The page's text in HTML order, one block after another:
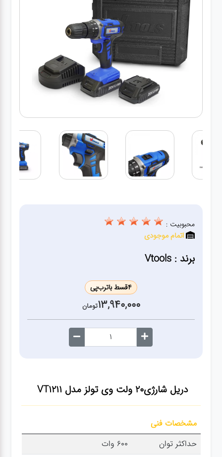
ابزار
دستی
ابزار
برقی
ابزار
شارژی
ژنراتور
ابزار
بادی
صفحه
آچار ها
دریل شارژی20 ولت وی تولز مدل VT1211
مشخصات فنی
حداکثر توان
600 وات
محبوبیت :
اتمام موجودی
برند : Vtools
4قسط باترب‌پی
13,940,000تومان